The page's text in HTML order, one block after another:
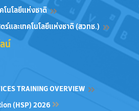
นโลยีแห่งชาติ
และเทคโนโลยีแห่งชาติ (สวทช.)
น์
TRAINING OVERVIEW
(HSP) 2026